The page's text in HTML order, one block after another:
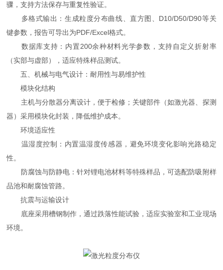
骤，支持方法保存与重复性验证。
多格式输出：生成粒度分布曲线、直方图、D10/D50/D90等关
键参数，报告可导出为PDF/Excel格式。
数据库支持：内置200余种材料光学参数，支持自定义折射率
（实部与虚部），适应特殊样品测试。
五、机械与电气设计：耐用性与易维护性
模块化结构
主机与分散器分离设计，便于检修；关键部件（如激光器、探测
器）采用模块化封装，降低维护成本。
环境适应性
温湿度控制：内置温湿度传感器，避免环境变化影响光路稳定
性。
防腐蚀与防静电：针对锂电池材料等特殊样品，可选配防吸附样
品池和耐腐蚀管路。
抗震与运输设计
底座采用槽钢制作，通过跌落性能试验，适应实验室和工业现场
环境。